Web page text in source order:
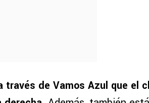
de Vamos Azul que el